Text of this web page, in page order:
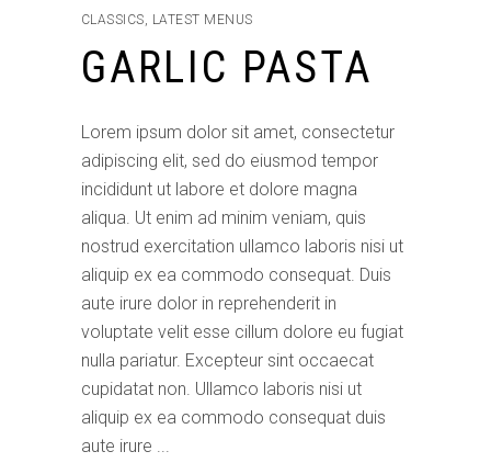
CLASSICS
LATEST MENUS
GARLIC PASTA
Lorem ipsum dolor sit amet, consectetur
adipiscing elit, sed do eiusmod tempor
incididunt ut labore et dolore magna
aliqua. Ut enim ad minim veniam, quis
nostrud exercitation ullamco laboris nisi ut
aliquip ex ea commodo consequat. Duis
aute irure dolor in reprehenderit in
voluptate velit esse cillum dolore eu fugiat
nulla pariatur. Excepteur sint occaecat
cupidatat non. Ullamco laboris nisi ut
aliquip ex ea commodo consequat duis
aute irure